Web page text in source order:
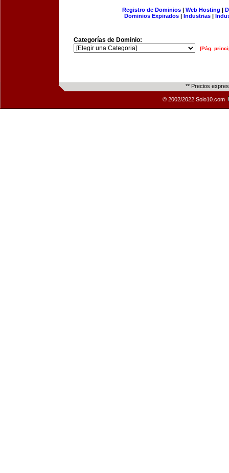
Registro de Dominios| Web Hosting |
Dominios Expirados | Industrias |
Categorías de Dominio:
[Pág.
** Precios
© 2002/2022 Solo10.com